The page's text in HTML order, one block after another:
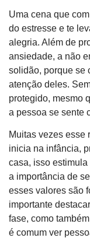
Uma cena que
do estresse e te
alegria. Além de
ansiedade, a não
solidão, porque se
atenção deles.
protegido, mesmo
a pessoa se sente
Muitas vezes esse
inicia na infância,
casa, isso
a importância de
esses valores são
importante
fase, como
é comum ver